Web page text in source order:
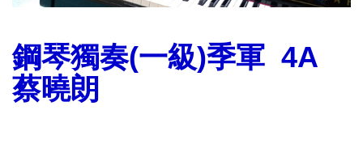
鋼琴獨奏(一級)季軍 4A
蔡曉朗